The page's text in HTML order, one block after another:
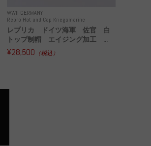
WWII GERMANY
Repro Hat and Cap Kriegsmarine
レプリカ ドイツ海軍 佐官 白
トップ制帽 エイジング加工 ...
¥28,500 （税込）